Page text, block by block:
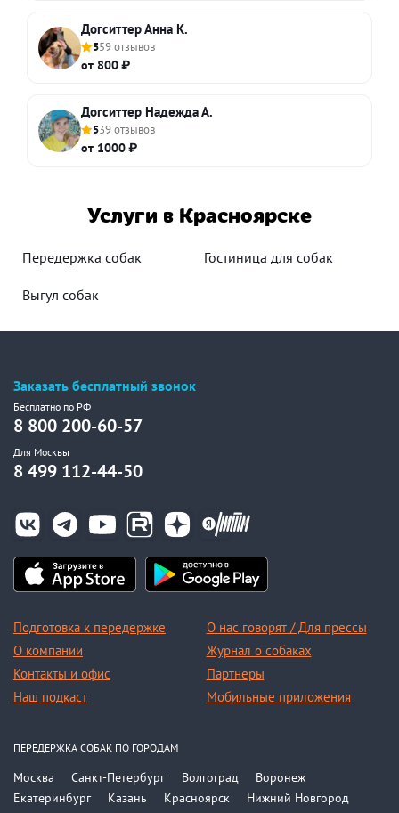
Догситтер Анна К.
559 отзывов
от 800 ₽
Догситтер Надежда А.
539 отзывов
от 1000 ₽
Услуги в Красноярске
Передержка собак Гостиница для собак
Выгул собак
Заказать бесплатный звонок
Бесплатно по РФ
8 800 200-60-57
Для Москвы
8 499 112-44-50
Подготовка к передержке
О компании
Контакты и офис
Наш подкаст
О нас говорят / Для прессы
Журнал о собаках
Партнеры
Мобильные приложения
ПЕРЕДЕРЖКА СОБАК ПО ГОРОДАМ
Москва Санкт-Петербург Волгоград
Воронеж
Екатеринбург
Казань Красноярск
Нижний Новгород